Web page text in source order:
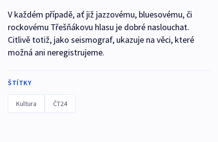
V každém případě, ať již jazzovému, bluesovému, či
rockovému Třešňákovu hlasu je dobré naslouchat.
Citlivě totiž, jako seismograf, ukazuje na věci, které
možná ani neregistrujeme.
ŠTÍTKY
Kultura ČT24